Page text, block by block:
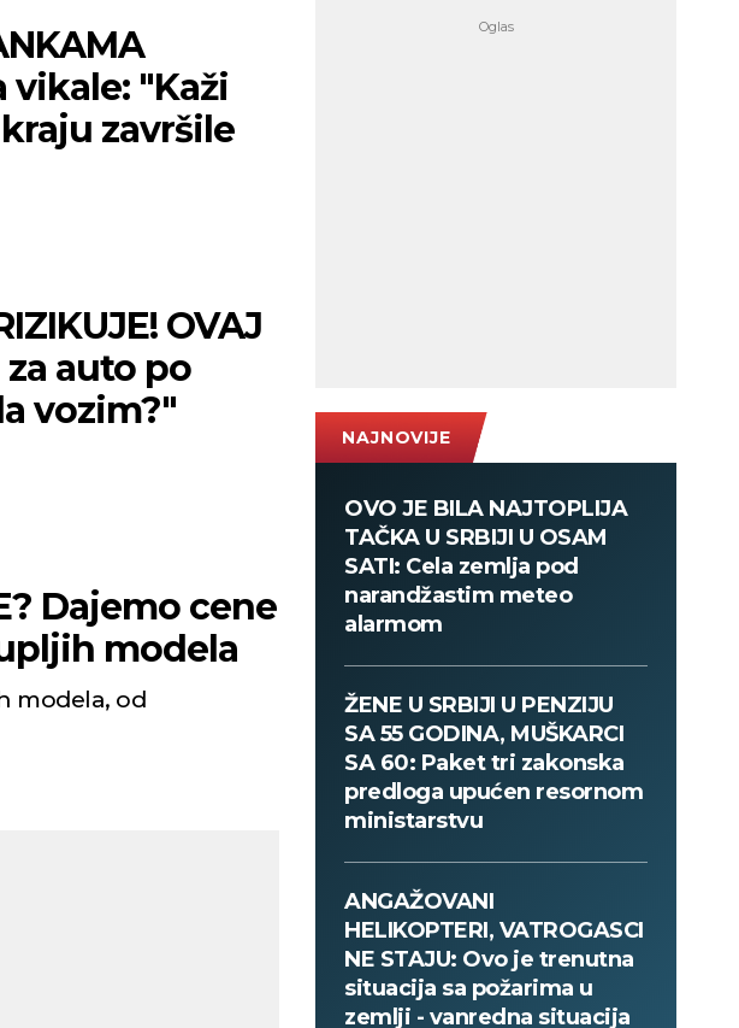
vikale: "Kaži
završile
OVAJ
za auto po
vozim?"
Dajemo cene
modela
modela, od
NAJNOVIJE
OVO JE BILA NAJTOPLIJA
TAČKA U SRBIJI U OSAM
SATI: Cela zemlja pod
narandžastim meteo
alarmom
ŽENE U SRBIJI U PENZIJU
SA 55 GODINA, MUŠKARCI
SA 60: Paket tri zakonska
predloga upućen resornom
ministarstvu
ANGAŽOVANI
HELIKOPTERI, VATROGASCI
NE STAJU: Ovo je trenutna
situacija sa požarima u
zemlji - vanredna situacija